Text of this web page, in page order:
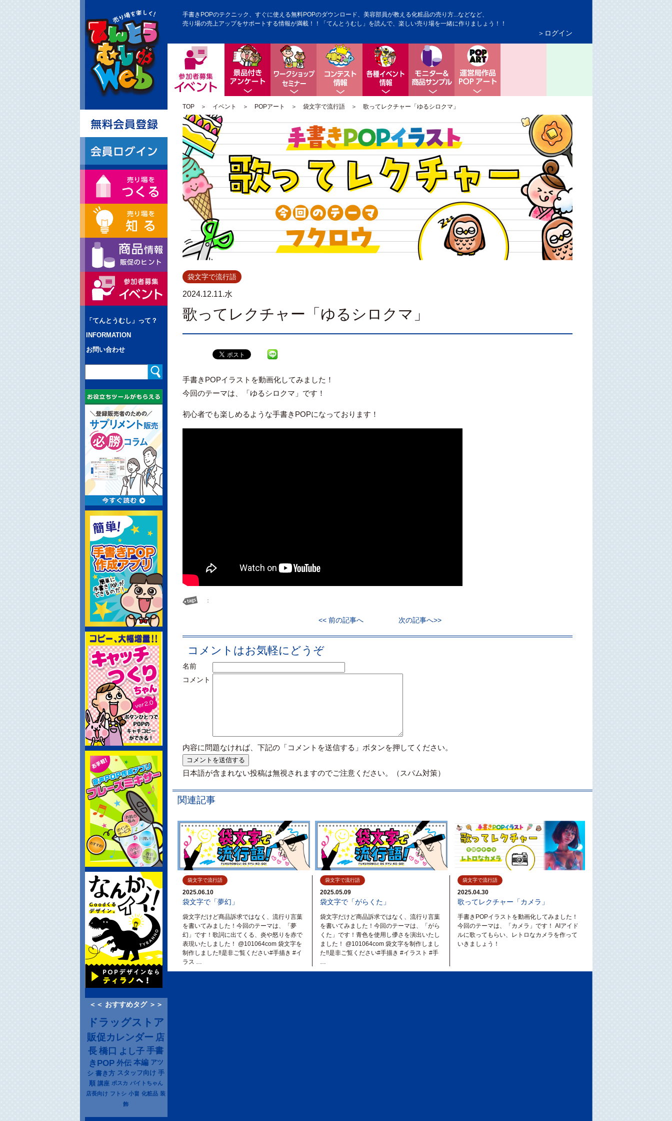
手書きPOPのテクニック、すぐに使える無料POPのダウンロード、美容部員が教える化粧品の売り方...などなど、
売り場の売上アップをサポートする情報が満載！！「てんとうむし」を読んで、楽しい売り場を一緒に作りましょう！！
＞ログイン
景品付きアンケートワークショップ・セミナー
コンテスト情報 各種イベント情報モニター＆商品サンプル
TOP＞ イベント ＞ POPアート ＞ 袋文字で流行語＞ 歌ってレクチャー「ゆるシロクマ」
「てんとうむし」って？
INFORMATION
お問い合わせ
＜＜ おすすめタグ ＞＞
ドラッグストア
販促カレンダー 店
長 橋口 よし子 手書
きPOP 外伝 本編 アツ
シ 書き方 スタッフ向け 手
順 講座 ポスカ バイトちゃん
店長向け フトシ 小畠 化粧品 装
飾
袋文字で流行語
2024.12.11.水
歌ってレクチャー「ゆるシロクマ」
手書きPOPイラストを動画化してみました！
今回のテーマは、「ゆるシロクマ」です！
初心者でも楽しめるような手書きPOPになっております！
：
<< 前の記事へ 次の記事へ>>
コメントはお気軽にどうぞ
名前
コメント
内容に問題なければ、下記の「コメントを送信する」ボタンを押してください。
日本語が含まれない投稿は無視されますのでご注意ください。（スパム対策）
関連記事
袋文字で流行語
2025.06.10
袋文字で「夢幻」
袋文字だけど商品訴求ではなく、流行り言葉
を書いてみました！今回のテーマは、「夢
幻」です！歌詞に出てくる、炎や怒りを赤で
表現いたしました！ @101064com 袋文字を
制作しました‼︎︎是非ご覧ください#手描き #イ
ラス …
袋文字で流行語
2025.05.09
袋文字で「がらくた」
袋文字だけど商品訴求ではなく、流行り言葉
を書いてみました！今回のテーマは、「がら
くた」です！青色を使用し儚さを演出いたし
ました！ @101064com 袋文字を制作しまし
た‼︎︎是非ご覧ください#手描き #イラスト #手
…
袋文字で流行語
2025.04.30
歌ってレクチャー「カメラ」
手書きPOPイラストを動画化してみました！
今回のテーマは、「カメラ」です！ AIアイド
ルに歌ってもらい、レトロなカメラを作って
いきましょう！